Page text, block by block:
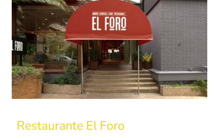
Restaurante El Foro